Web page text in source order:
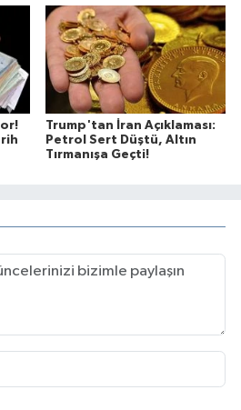
Trump'tan İran Açıklaması:
Petrol Sert Düştü, Altın
Tırmanışa Geçti!